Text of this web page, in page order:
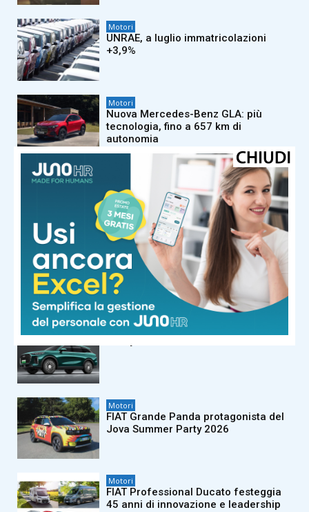
Motori
UNRAE, a luglio immatricolazioni
+3,9%
Motori
Nuova Mercedes-Benz GLA: più
tecnologia, fino a 657 km di
autonomia
MINI Countryman Edition: la prova
finale sulle Rocky Mountains
Motori
Peugeot 9X8: al via una nuova fase di
sviluppo in vista del WEC 2027
Motori
Motori
FIAT Grande Panda protagonista del
Jova Summer Party 2026
Motori
FIAT Professional Ducato festeggia
45 anni di innovazione e leadership